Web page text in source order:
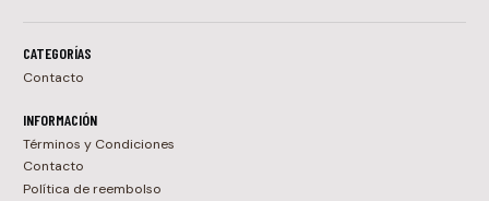
CATEGORÍAS
Contacto
INFORMACIÓN
Términos y Condiciones
Contacto
Política de reembolso